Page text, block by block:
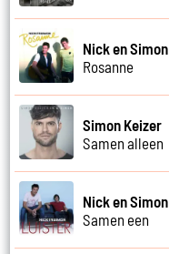
Nick en Simon
Rosanne
Simon Keizer
Samen alleen
Nick en Simon
Samen een